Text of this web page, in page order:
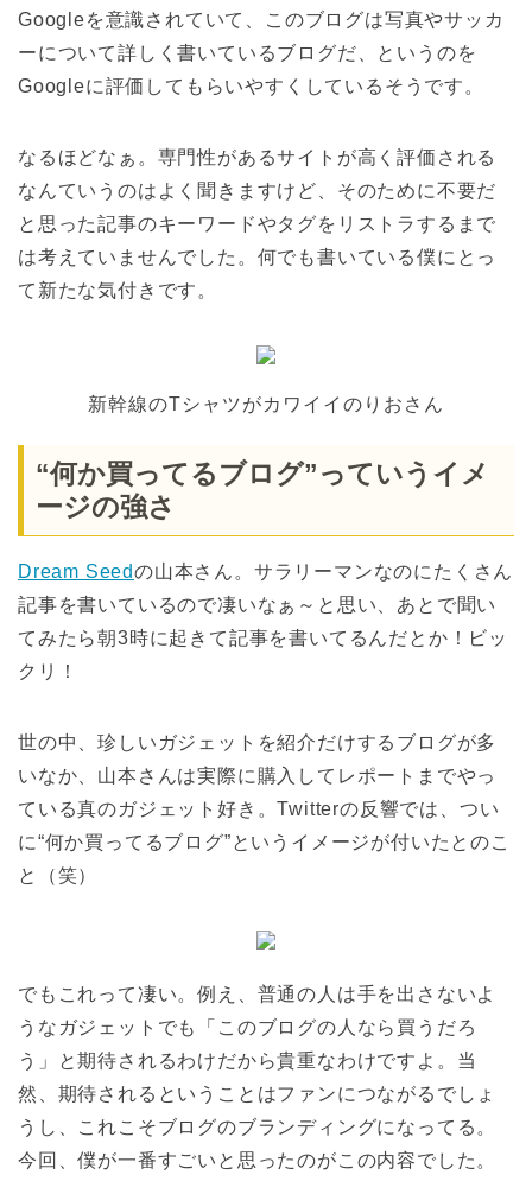
Googleを意識されていて、このブログは写真やサッカ
ーについて詳しく書いているブログだ、というのを
Googleに評価してもらいやすくしているそうです。
なるほどなぁ。専門性があるサイトが高く評価される
なんていうのはよく聞きますけど、そのために不要だ
と思った記事のキーワードやタグをリストラするまで
は考えていませんでした。何でも書いている僕にとっ
て新たな気付きです。
新幹線のTシャツがカワイイのりおさん
“何か買ってるブログ”っていうイメ
ージの強さ
Dream Seedの山本さん。サラリーマンなのにたくさん
記事を書いているので凄いなぁ～と思い、あとで聞い
てみたら朝3時に起きて記事を書いてるんだとか！ビッ
クリ！
世の中、珍しいガジェットを紹介だけするブログが多
いなか、山本さんは実際に購入してレポートまでやっ
ている真のガジェット好き。Twitterの反響では、つい
に“何か買ってるブログ”というイメージが付いたとのこ
と（笑）
でもこれって凄い。例え、普通の人は手を出さないよ
うなガジェットでも「このブログの人なら買うだろ
う」と期待されるわけだから貴重なわけですよ。当
然、期待されるということはファンにつながるでしょ
うし、これこそブログのブランディングになってる。
今回、僕が一番すごいと思ったのがこの内容でした。